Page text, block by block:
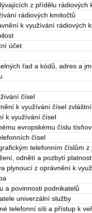
z přídělu rádiových
rádiových kmitočtů
k využívání rádiových
účet
řad a kódů, adres a
čísel
k využívání čísel
k využívání čísel
evropskému číslu
čísel
telefonním číslům
odnětí a pozbytí
plynoucí z oprávnění k
a povinnosti podnikatelů
univerzální služby
telefonní síti a přístup k